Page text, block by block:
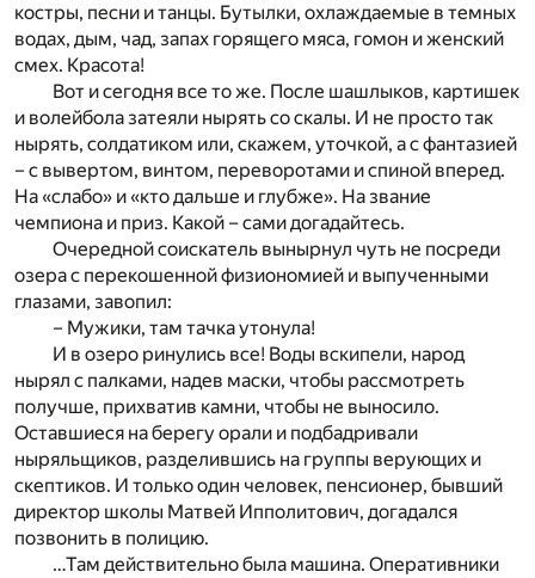
костры, песни и танцы. Бутылки, охлаждаемые в темных
водах, дым, чад, запах горящего мяса, гомон и женский
смех. Красота!
Вот и сегодня все то же. После шашлыков, картишек
и волейбола затеяли нырять со скалы. И не просто так
нырять, солдатиком или, скажем, уточкой, а с фантазией
– с вывертом, винтом, переворотами и спиной вперед.
На «слабо» и «кто дальше и глубже». На звание
чемпиона и приз. Какой – сами догадайтесь.
Очередной соискатель вынырнул чуть не посреди
озера с перекошенной физиономией и выпученными
глазами, завопил:
– Мужики, там тачка утонула!
И в озеро ринулись все! Воды вскипели, народ
нырял с палками, надев маски, чтобы рассмотреть
получше, прихватив камни, чтобы не выносило.
Оставшиеся на берегу орали и подбадривали
ныряльщиков, разделившись на группы верующих и
скептиков. И только один человек, пенсионер, бывший
директор школы Матвей Ипполитович, догадался
позвонить в полицию.
…Там действительно была машина. Оперативники